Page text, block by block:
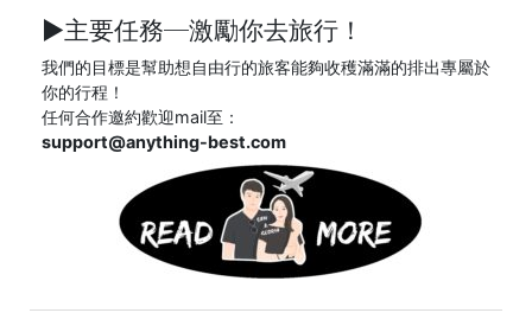
►主要任務─激勵你去旅行！
我們的目標是幫助想自由行的旅客能夠收穫滿滿的排出專屬於
你的行程！
任何合作邀約歡迎mail至：
support@anything-best.com